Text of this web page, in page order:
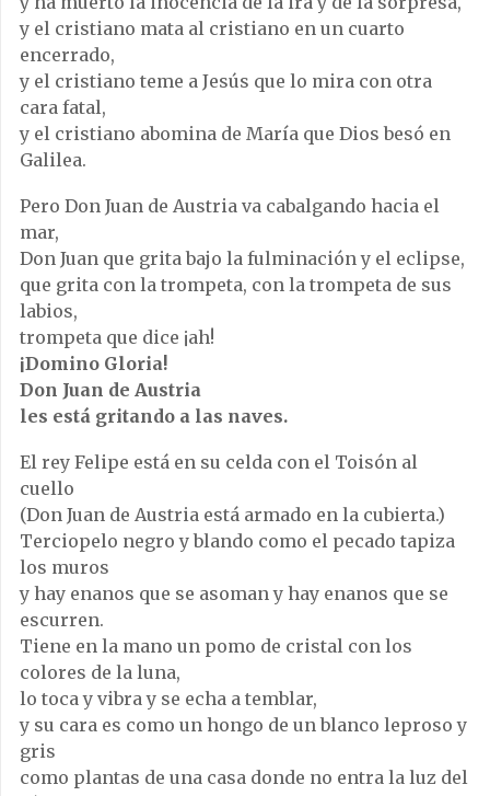
y el cristiano mata al cristiano en un cuarto
encerrado,
y el cristiano teme a Jesús que lo mira con otra
cara fatal,
y el cristiano abomina de María que Dios besó en
Galilea.
Pero Don Juan de Austria va cabalgando hacia el
mar,
Don Juan que grita bajo la fulminación y el eclipse,
que grita con la trompeta, con la trompeta de sus
labios,
trompeta que dice ¡ah!
¡Domino Gloria!
Don Juan de Austria
les está gritando a las naves.
El rey Felipe está en su celda con el Toisón al
cuello
(Don Juan de Austria está armado en la cubierta.)
Terciopelo negro y blando como el pecado tapiza
los muros
y hay enanos que se asoman y hay enanos que se
escurren.
Tiene en la mano un pomo de cristal con los
colores de la luna,
lo toca y vibra y se echa a temblar,
y su cara es como un hongo de un blanco leproso y
gris
como plantas de una casa donde no entra la luz del